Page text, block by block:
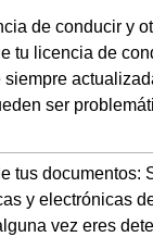
de conducir y
tu licencia de
ser
tus documentos:
y electrónicas
vez eres